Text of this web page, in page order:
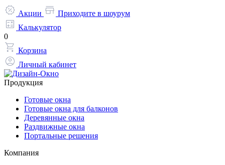
Акции
Приходите в шоурум
Калькулятор
0
Корзина
Личный кабинет
Продукция
Готовые окна
Готовые окна для балконов
Деревянные окна
Раздвижные окна
Портальные решения
Компания